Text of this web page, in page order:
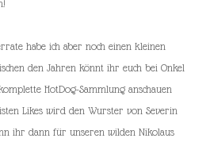
habe ich aber noch einen kleinen
den Jahren könnt ihr euch bei Onkel
HotDog-Sammlung anschauen
Likes wird den Wurster von Severin
ihr dann für unseren wilden Nikolaus